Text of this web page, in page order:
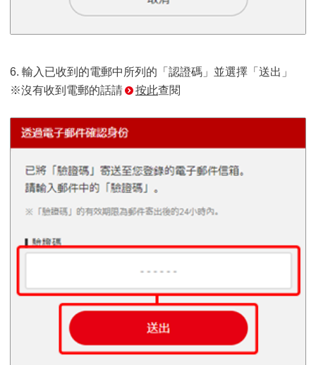
6. 輸入已收到的電郵中所列的「認證碼」並選擇「送出」
※沒有收到電郵的話請
按此查閱